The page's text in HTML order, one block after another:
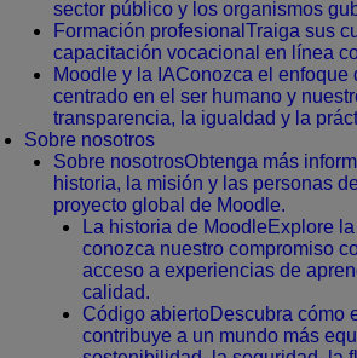
sector público y los organismos
Formación profesional Traiga sus
capacitación vocacional en línea
Moodle y la IAConozca el enfoque
centrado en el ser humano y
transparencia, la igualdad y la
Sobre nosotros
Sobre nosotrosObtenga más
historia, la misión y las personas
proyecto global de Moodle.
La historia de Moodle Explore
conozca nuestro compromiso
acceso a experiencias de
calidad.
Código abiertoDescubra cómo
contribuye a un mundo más